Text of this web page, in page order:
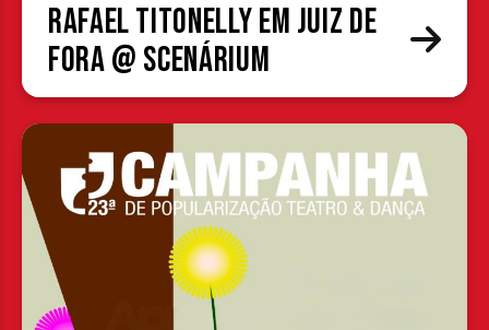
Rafael Titonelly em Juiz de
Fora @ Scenárium